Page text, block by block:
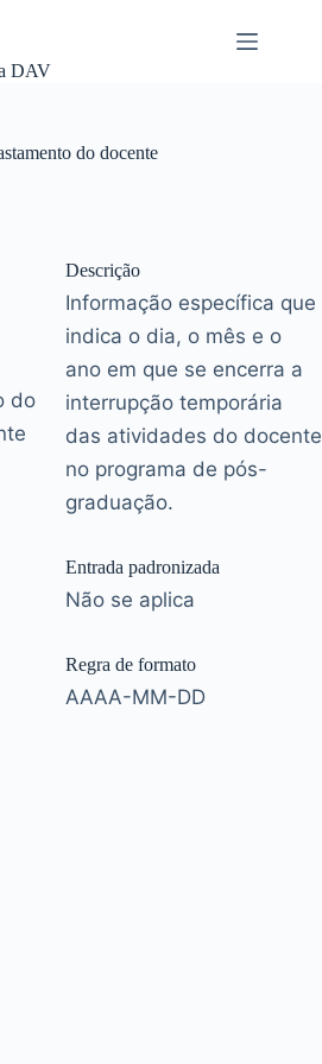
DAV
do docente
do
Descrição
Informação específica que
indica o dia, o mês e o
ano em que se encerra a
interrupção temporária
das atividades do docente
no programa de pós-
graduação.
Entrada padronizada
Não se aplica
Regra de formato
AAAA-MM-DD